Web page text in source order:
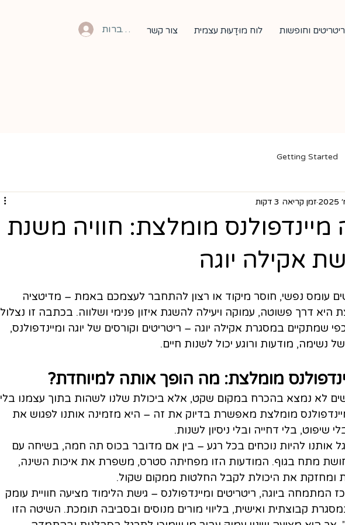
להתחברות וחופשות לוח מוּדָעוּת עצמית צור קשר
Getting Started
מיינדפולנס מומלצת: חוויה משנת
אקילה יוגה
זמן קריאה 3 דקות
עומס נפשי, חוסר מיקוד או רצון להתחבר לעצמכם באמת – מדיטציה
היא דרך פשוטה, עמוקה ויעילה להשגת איזון פנימי ושלווה. בכתבה זו נצלול
שמתקיים במסגרת אקילה יוגה – ריטריטים וקורסים של יוגה ומיינדפולנס,
נשימה, מודעות ורוגע יכול לשנות חיים.
מומלצת: מה הופך אותה למיוחדת?
לא נמצא בהכרח במקום שקט, אלא ביכולת שלנו לשהות בתוך עצמנו בלי
מומלצת מאפשרת בדיוק את זה – היא מזמינה אותנו לפגוש את
שיפוט, בלי דחייה ובלי ניסיון לשנות.
אותנו להיות נוכחים בכל רגע – בין אם מדובר בכוס תה חמה, בשיחה עם
מתח בגוף. המודעות הזו מפחיתה סטרס, משפרת את איכות השינה,
ומחזקת את היכולת לקבל החלטות ממקום שקול.
המתמחה ביוגה, ריטריטים ומיינדפולנס – גישת הלימוד מציעה חוויית עומק
קבוצתית ואישית, בליווי מורים מנוסים ובסביבה תומכת. השיטה הזו